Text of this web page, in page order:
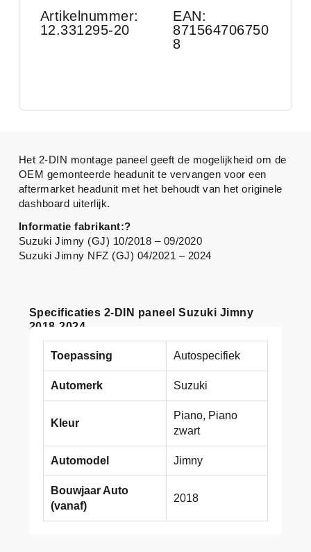
Artikelnummer:
12.331295-20
EAN:
871564706750
8
Specificaties 2-DIN paneel Suzuki Jimny
2018-2024
Toepassing Autospecifiek
Automerk Suzuki
Kleur
Piano, Piano
zwart
Automodel Jimny
Bouwjaar Auto
(vanaf)
2018
Het 2-DIN montage paneel geeft de mogelijkheid om de
OEM gemonteerde headunit te vervangen voor een
aftermarket headunit met het behoudt van het originele
dashboard uiterlijk.
Informatie fabrikant:?
Suzuki Jimny (GJ) 10/2018 – 09/2020
Suzuki Jimny NFZ (GJ) 04/2021 – 2024